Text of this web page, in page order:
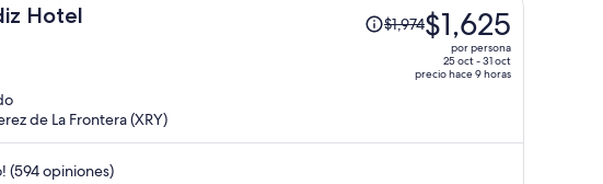
Hotel
El
precio
ahora
$1,974$1,625
por persona
25 oct - 31 oct
precio hace 9 horas
de La Frontera (XRY)
(594 opiniones)